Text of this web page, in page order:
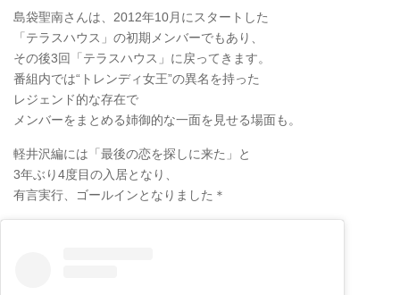
島袋聖南さんは、2012年10月にスタートした
「テラスハウス」の初期メンバーでもあり、
その後3回「テラスハウス」に戻ってきます。
番組内では“トレンディ女王”の異名を持った
レジェンド的な存在で
メンバーをまとめる姉御的な一面を見せる場面も。
軽井沢編には「最後の恋を探しに来た」と
3年ぶり4度目の入居となり、
有言実行、ゴールインとなりました＊